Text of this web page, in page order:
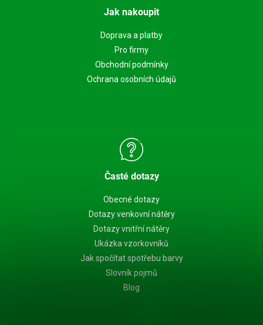
Jak nakoupit
Doprava a platby
Pro firmy
Obchodní podmínky
Ochrana osobních údajů
Časté dotazy
Obecné dotazy
Dotazy venkovní nátěry
Dotazy vnitřní nátěry
Ukázka vzorkovníků
Jak spočítat spotřebu barvy
Slovník pojmů
Blog